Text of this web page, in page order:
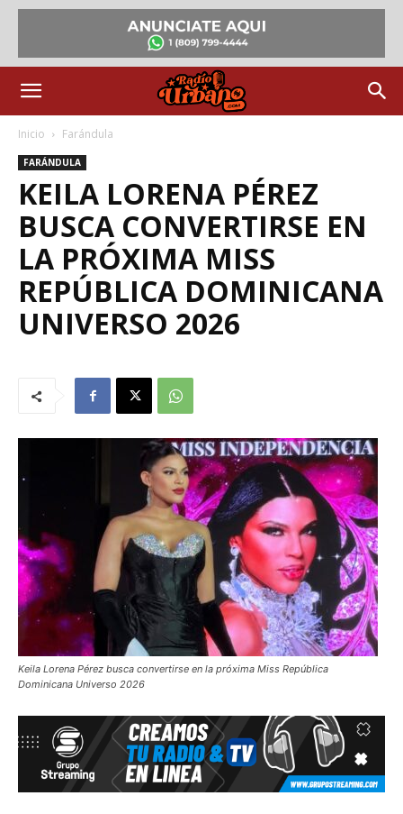
Inicio Farándula
FARÁNDULA
KEILA LORENA PÉREZ
BUSCA CONVERTIRSE EN
LA PRÓXIMA MISS
REPÚBLICA DOMINICANA
UNIVERSO 2026
Keila Lorena Pérez busca convertirse en la próxima Miss República
Dominicana Universo 2026